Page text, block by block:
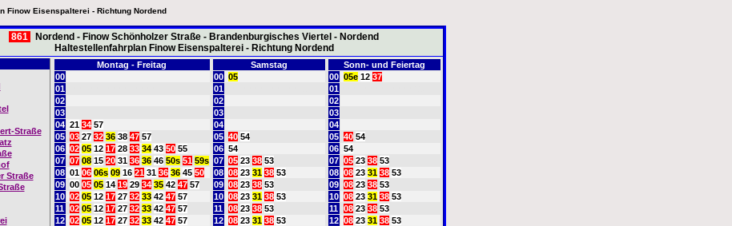
Finow Eisenspalterei - Richtung Nordend
861
Nordend - Finow Schönholzer Straße - Brandenburgisches Viertel - Nordend
Haltestellenfahrplan Finow Eisenspalterei - Richtung Nordend
Straße
Straße
Montag - Freitag
00
01
02
03
04 21 34 57
05 03 27 32 36 38 47 57
06 02 05 12 17 28 33 34 43 50 55
07 07 08 15 20 31 36 36 46 50s 51 59s
08 01 06 06s 09 16 21 31 36 36 45 50
09 00 05 05 14 19 29 34 35 42 47 57
10 02 05 12 17 27 32 33 42 47 57
11 02 05 12 17 27 32 33 42 47 57
12 02 05 12 17 27 32 33 42 47 57
Samstag
00 05
01
02
03
04
05 40 54
06 54
07 05 23 38 53
08 08 23 31 38 53
09 08 23 38 53
10 08 23 31 38 53
11 08 23 38 53
12 08 23 31 38 53
Sonn- und Feiertag
00 05e 12 37
01
02
03
04
05 40 54
06 54
07 05 23 38 53
08 08 23 31 38 53
09 08 23 38 53
10 08 23 31 38 53
11 08 23 38 53
12 08 23 31 38 53